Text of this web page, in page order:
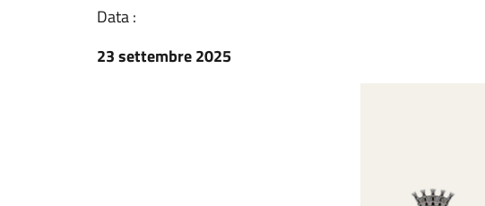
Data :
23 settembre 2025